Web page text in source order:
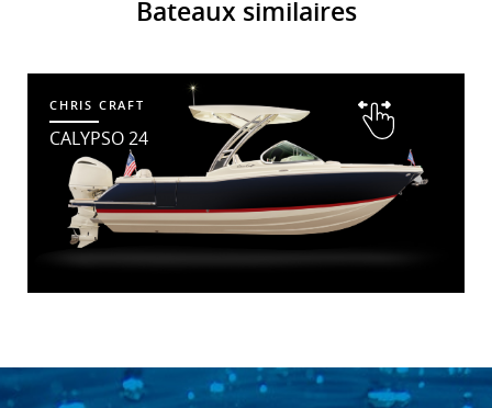
Bateaux similaires
CHRIS CRAFT
CALYPSO 24